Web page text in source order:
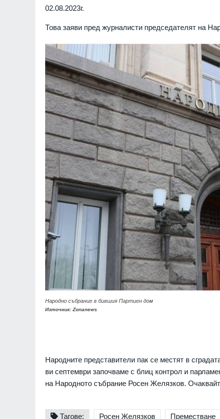
02.08.2023г.
Това заяви пред журналисти председателят на
Народно събрание в бившия Партиен дом
Източник: Zonanews
Народните представители пак се местят в
ви септември започваме с блиц контрол и
на Народното събрание Росен Желязков.
Тагове: Росен Желязков Преместване